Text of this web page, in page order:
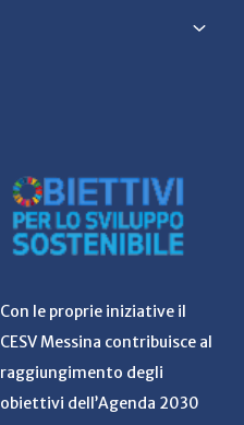
Con le proprie iniziative il
CESV Messina contribuisce al
raggiungimento degli
obiettivi dell’Agenda 2030